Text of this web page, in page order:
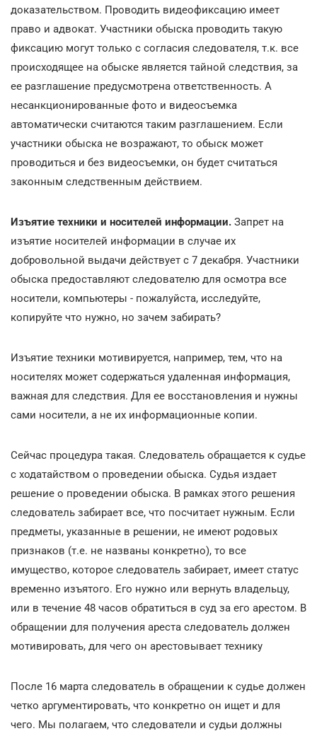
доказательством. Проводить видеофиксацию имеет
право и адвокат. Участники обыска проводить такую
фиксацию могут только с согласия следователя, т.к. все
происходящее на обыске является тайной следствия, за
ее разглашение предусмотрена ответственность. А
несанкционированные фото и видеосъемка
автоматически считаются таким разглашением. Если
участники обыска не возражают, то обыск может
проводиться и без видеосъемки, он будет считаться
законным следственным действием.
Изъятие техники и носителей информации. Запрет на
изъятие носителей информации в случае их
добровольной выдачи действует с 7 декабря. Участники
обыска предоставляют следователю для осмотра все
носители, компьютеры - пожалуйста, исследуйте,
копируйте что нужно, но зачем забирать?
Изъятие техники мотивируется, например, тем, что на
носителях может содержаться удаленная информация,
важная для следствия. Для ее восстановления и нужны
сами носители, а не их информационные копии.
Сейчас процедура такая. Следователь обращается к судье
с ходатайством о проведении обыска. Судья издает
решение о проведении обыска. В рамках этого решения
следователь забирает все, что посчитает нужным. Если
предметы, указанные в решении, не имеют родовых
признаков (т.е. не названы конкретно), то все
имущество, которое следователь забирает, имеет статус
временно изъятого. Его нужно или вернуть владельцу,
или в течение 48 часов обратиться в суд за его арестом. В
обращении для получения ареста следователь должен
мотивировать, для чего он арестовывает технику
После 16 марта следователь в обращении к судье должен
четко аргументировать, что конкретно он ищет и для
чего. Мы полагаем, что следователи и судьи должны